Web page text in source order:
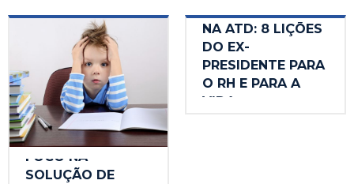
FOCO NA
SOLUÇÃO DE
NA ATD: 8 LIÇÕES
DO EX-
PRESIDENTE PARA
O RH E PARA A
VIDA